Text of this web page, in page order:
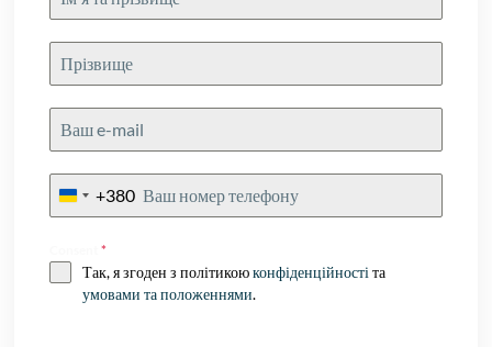
Ukraine
+380
Consent*
Так, я згоден з політикоюконфіденційності та
умовами та положеннями.